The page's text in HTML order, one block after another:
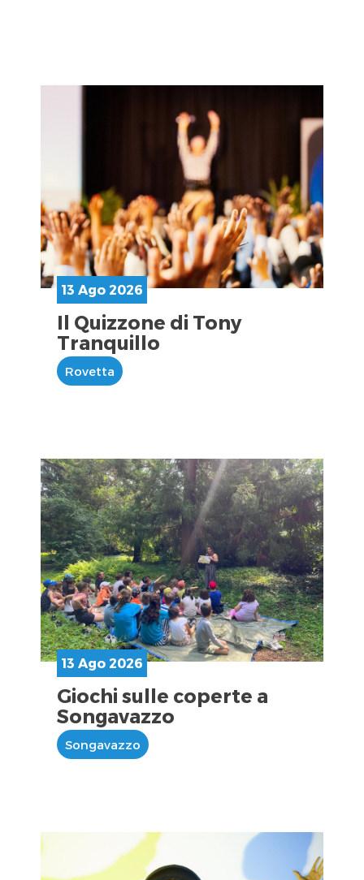
13 Ago 2026
Il Quizzone di Tony
Tranquillo
Rovetta
13 Ago 2026
Giochi sulle coperte a
Songavazzo
Songavazzo